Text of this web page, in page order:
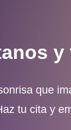
que
tu cita y